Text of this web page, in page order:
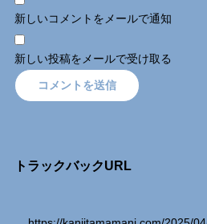
新しいコメントをメールで通知
新しい投稿をメールで受け取る
トラックバックURL